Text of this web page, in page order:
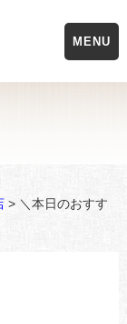
> ＼本日のおすす
MENU